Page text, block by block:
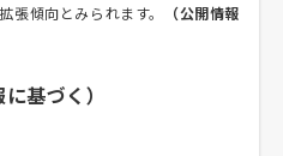
張傾向とみられます。
（公開情報
基づく）